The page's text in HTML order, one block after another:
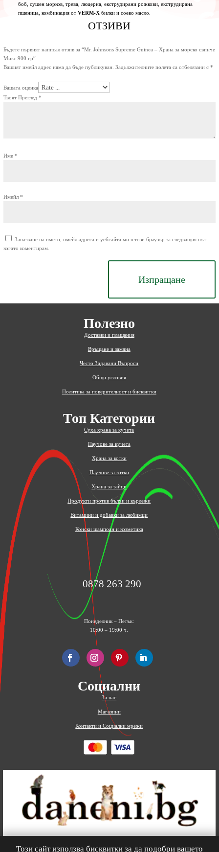
боб, сушен морков, трева, люцерна, екструдирани рожкови, екструдирана
пшеница, комбинация от VERM-Xбилки и соево масло.
ОТЗИВИ
Бъдете първият написал отзив за “Mr. Johnsons Supreme Guinea – Храна за морско свинче
Микс 900 гр”
Вашият имейл адрес няма да бъде публикуван. Задължителните полета са отбелязани с *
Вашата оценка
Твоят Преглед *
Име *
Имейл *
Запазване на името, имейл адреса и уебсайта ми в този браузър за следващия път
когато коментирам.
Изпращане
Полезно
Доставки и плащания
Връщане и замяна
Често Задавани Въпроси
Общи условия
Политика за поверителност и бисквитки
Топ Категории
Суха храна за кучета
Паучове за кучета
Храна за котки
Паучове за котки
Храна за зайци
Продукти против бълхи и кърлежи
Витамини и добавки за любимци
Конски шампоан и козметика
0878 263 290
Понеделник – Петък:
10:00 – 19:00 ч.
Социални
За нас
Магазини
Контакти и Социални мрежи
Този сайт използва бисквитки за да подобри вашето